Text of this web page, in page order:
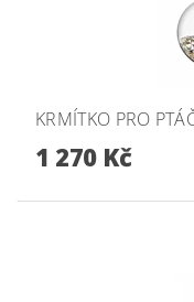
KRMÍTKO PRO
1 270 Kč